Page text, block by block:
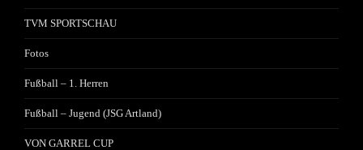
TVM SPORTSCHAU
Fotos
Fußball – 1. Herren
Fußball – Jugend (JSG Artland)
VON GARREL CUP